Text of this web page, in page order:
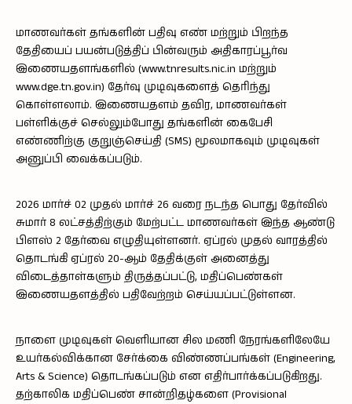
மாணவர்கள் தங்களின் பதிவு எண் மற்றும் பிறந்த
தேதியைப் பயன்படுத்திப் பின்வரும் அதிகாரப்பூர்வ
இணையதளங்களில் (www.tnresults.nic.in மற்றும்
www.dge.tn.gov.in) தேர்வு முடிவுகளைத் தெரிந்து
கொள்ளலாம். இணையதளம் தவிர, மாணவர்கள்
பள்ளிக்குச் செல்லும்போது தங்களின் கைபேசி
எண்ணிற்கு குறுஞ்செய்தி (SMS) மூலமாகவும் முடிவுகள்
அனுப்பி வைக்கப்படும்.
2026 மார்ச் 02 முதல் மார்ச் 26 வரை நடந்த பொது தேர்வில்
சுமார் 8 லட்சத்திற்கும் மேற்பட்ட மாணவர்கள் இந்த ஆண்டு
பிளஸ் 2 தேர்வை எழுதியுள்ளனர். ஏப்ரல் முதல் வாரத்தில்
தொடங்கி ஏப்ரல் 20-ஆம் தேதிக்குள் அனைத்து
விடைத்தாள்களும் திருத்தப்பட்டு, மதிப்பெண்கள்
இணையதளத்தில் பதிவேற்றம் செய்யப்பட்டுள்ளன.
நாளை முடிவுகள் வெளியான சில மணி நேரங்களிலேயே
உயர்கல்விக்கான சேர்க்கை விண்ணப்பங்கள் (Engineering,
Arts & Science) தொடங்கப்படும் என எதிர்பார்க்கப்படுகிறது.
தற்காலிக மதிப்பெண் சான்றிதழ்களை (Provisional